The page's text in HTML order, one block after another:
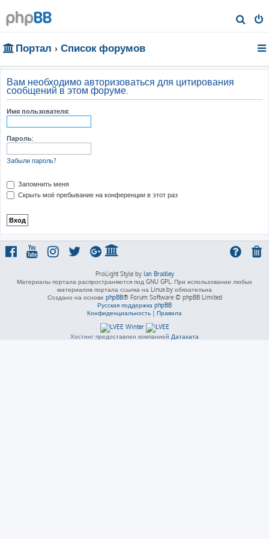
о
Портал Список форумов
Вам необходимо авторизоваться для цитирования
сообщений в этом форуме.
Имя пользователя:
Пароль:
Забыли пароль?
Запомнить меня
Скрыть моё пребывание на конференции в этот раз
ProLight Style by Ian Bradley
Материалы портала распространяются под GNU GPL. При использовании любых
материалов портала ссылка на Linux.by обязательна
Создано на основе phpBB® Forum Software © phpBB Limited
Русская поддержка phpBB
Конфиденциальность | Правила
Хостинг предоставлен компанией Датахата